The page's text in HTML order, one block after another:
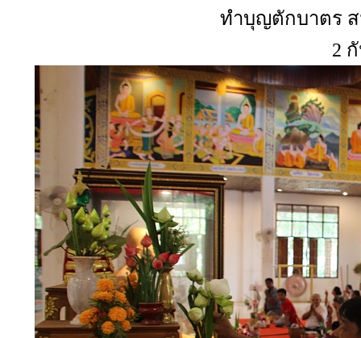
ทำบุญตักบาตร
2